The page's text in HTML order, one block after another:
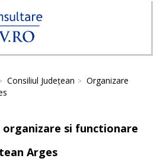
Consiliul Județean
Organizare
organizare si functionare
Arges